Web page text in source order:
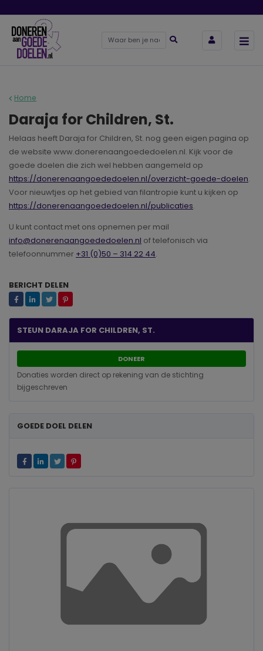
Home
Daraja for Children, St.
Helaas heeft Daraja for Children, St. nog geen eigen pagina op
de website www.donerenaangoededoelen.nl. Kijk voor de
goede doelen die zich wel hebben aangemeld op
https://donerenaangoededoelen.nl/overzicht-goede-doelen.
Voor nieuwtjes op het gebied van filantropie kunt u kijken op
https://donerenaangoededoelen.nl/publicaties.
U kunt contact met ons opnemen per mail
info@donerenaangoededoelen.nl of telefonisch via
telefoonnummer +31 (0)50 – 314 22 44.
BERICHT DELEN
STEUN DARAJA FOR CHILDREN, ST.
DONEER
Donaties worden direct op rekening van de stichting
bijgeschreven
GOEDE DOEL DELEN